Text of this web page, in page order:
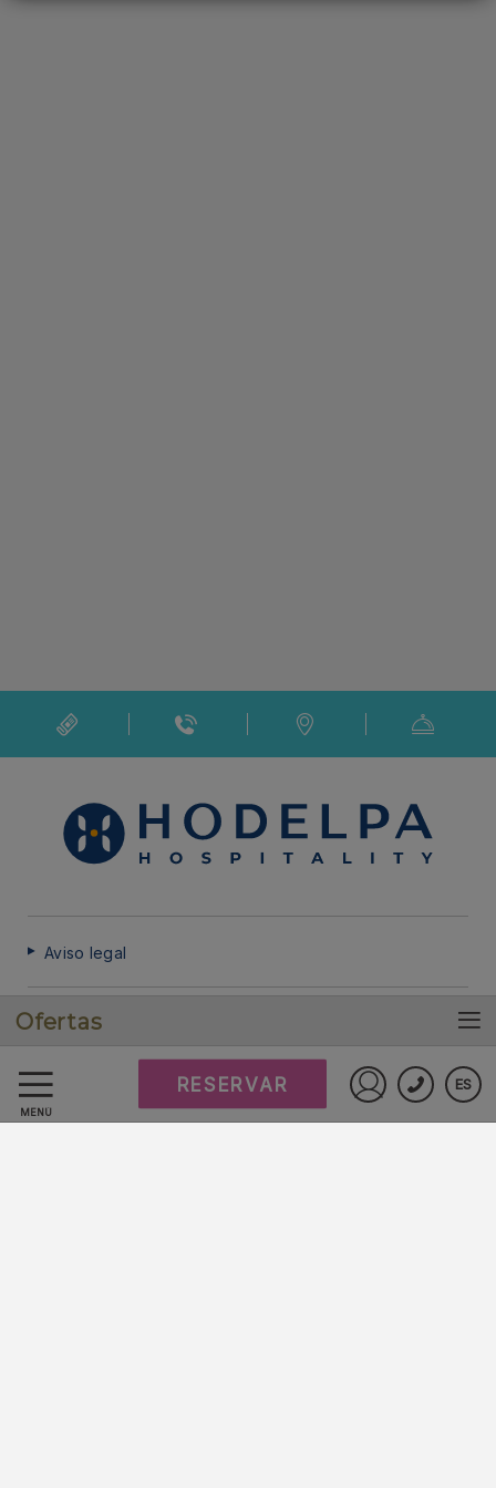
MENÚ
ES
RESERVAR
Ofertas
Aviso legal
Política de cookies
Preguntas frecuentes